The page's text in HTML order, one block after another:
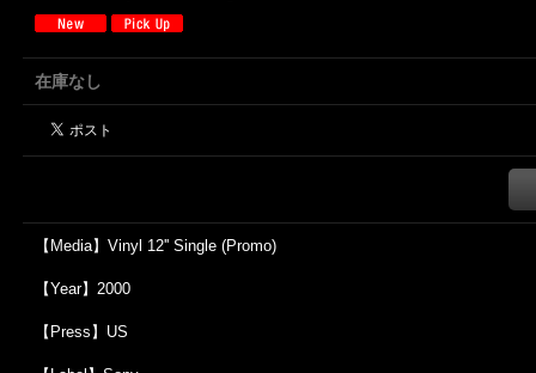
在庫なし
【Media】Vinyl 12'' Single (Promo)
【Year】2000
【Press】US